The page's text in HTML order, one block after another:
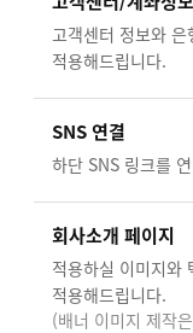
고객센터 정보와
적용해드립니다.
SNS 연결
하단 SNS 링크를
회사소개 페이지
적용하실 이미지와
적용해드립니다.
(배너 이미지 제작